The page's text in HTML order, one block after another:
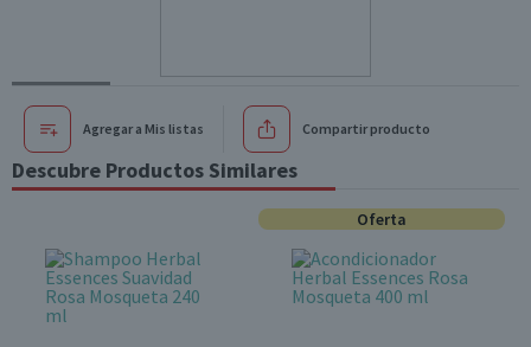
Agregar a Mis listas Compartir producto
Descubre Productos Similares
Oferta